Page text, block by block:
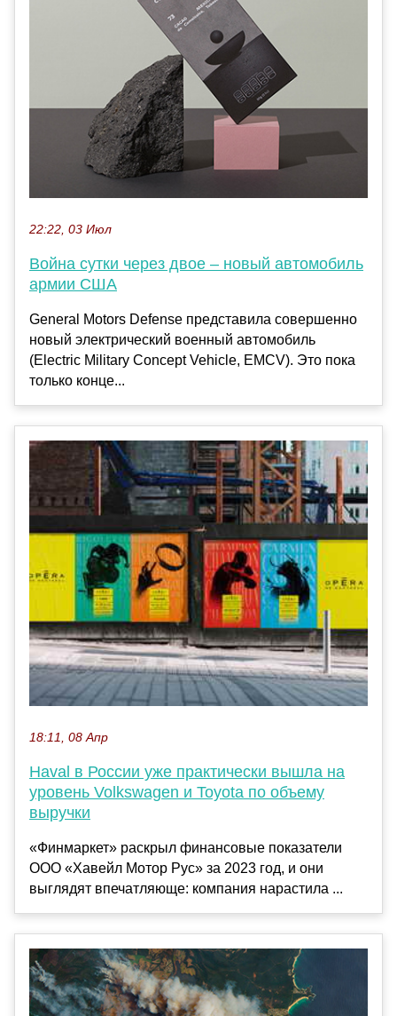
22:22, 03 Июл
Война сутки через двое – новый автомобиль
армии США
General Motors Defense представила совершенно
новый электрический военный автомобиль
(Electric Military Concept Vehicle, EMCV). Это пока
только конце...
18:11, 08 Апр
Haval в России уже практически вышла на
уровень Volkswagen и Toyota по объему
выручки
«Финмаркет» раскрыл финансовые показатели
OOO «Хавейл Мотор Рус» за 2023 год, и они
выглядят впечатляюще: компания нарастила ...